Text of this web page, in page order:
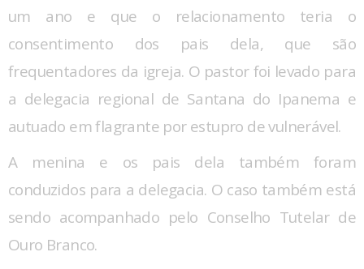
um ano e que o relacionamento teria o
consentimento dos pais dela, que são
frequentadores da igreja. O pastor foi levado para
a delegacia regional de Santana do Ipanema e
autuado em flagrante por estupro de vulnerável.
A menina e os pais dela também foram
conduzidos para a delegacia. O caso também está
sendo acompanhado pelo Conselho Tutelar de
Ouro Branco.